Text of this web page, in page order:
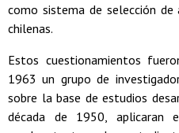
como sistema de selección de
chilenas.
Estos cuestionamientos
1963 un grupo de
sobre la base de estudios
década de 1950, aplicaran